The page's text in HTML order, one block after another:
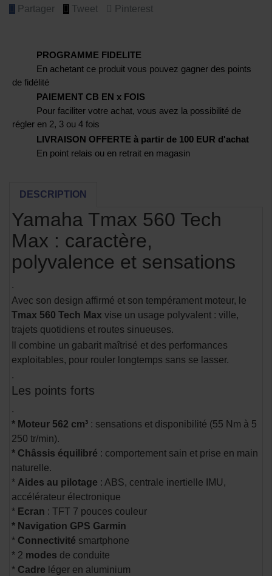
Partager Tweet Pinterest
PROGRAMME FIDELITE
En achetant ce produit vous pouvez gagner des points
de fidélité
PAIEMENT CB EN x FOIS
Pour faciliter votre achat, vous avez la possibilité de
régler en 2, 3 ou 4 fois
LIVRAISON OFFERTE à partir de 100 EUR d'achat
En point relais ou en retrait en magasin
DESCRIPTION
Yamaha Tmax 560 Tech
Max : caractère,
polyvalence et sensations
.
Avec son design affirmé et son tempérament moteur, le
Tmax 560 Tech Max vise un usage polyvalent : ville,
trajets quotidiens et routes sinueuses.
Il combine un gabarit maîtrisé et des performances
exploitables, pour rouler longtemps sans se lasser.
.
Les points forts
.
* Moteur 562 cm³ : sensations et disponibilité (55 Nm à 5
250 tr/min).
* Châssis équilibré : comportement sain et prise en main
naturelle.
* Aides au pilotage : ABS, centrale inertielle IMU,
accélérateur électronique
* Ecran : TFT 7 pouces couleur
* Navigation GPS Garmin
* Connectivité smartphone
* 2 modes de conduite
* Cadre léger en aluminium